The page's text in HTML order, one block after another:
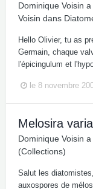
Dominique Voisin a
Voisin dans
Hello Olivier, tu as
Germain, chaque
l'épicingulum et
le 8 novembre
Melosira
Dominique Voisin a
(Collections)
Salut les
auxospores de